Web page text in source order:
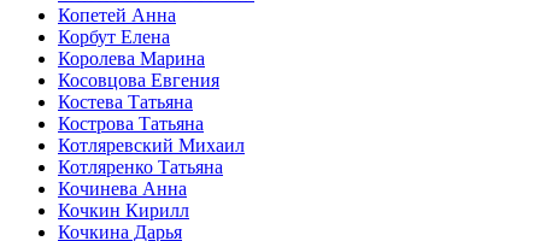
Копетей Анна
Корбут Елена
Королева Марина
Косовцова Евгения
Костева Татьяна
Кострова Татьяна
Котляревский Михаил
Котляренко Татьяна
Кочинева Анна
Кочкин Кирилл
Кочкина Дарья